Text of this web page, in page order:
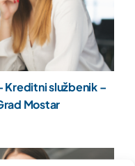
Kreditni službenik –
Mostar